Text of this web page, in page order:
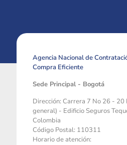
Agencia Nacional de
Compra Eficiente
Sede Principal - Bogotá
Dirección: Carrera 7 No 26 - 20
general) - Edificio Seguros
Colombia
Código Postal: 110311
Horario de atención: